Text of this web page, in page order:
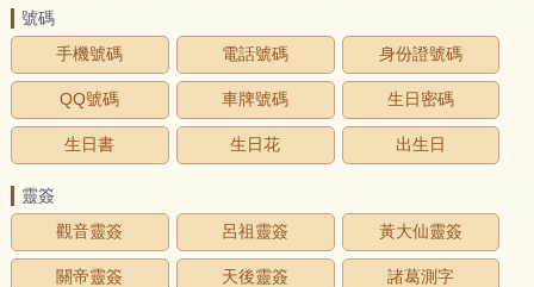
號碼
手機號碼
電話號碼 身份證號碼
QQ號碼 車牌號碼 生日密碼
生日書 生日花 出生日
靈簽
觀音靈簽
呂祖靈簽 黃大仙靈簽
關帝靈簽 天後靈簽 諸葛測字